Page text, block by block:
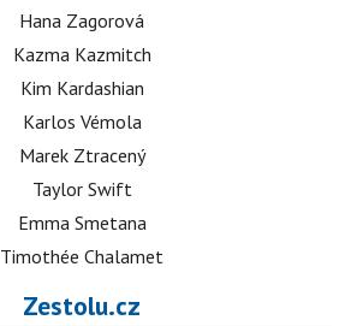
Hana Zagorová
Kazma Kazmitch
Kim Kardashian
Karlos Vémola
Marek Ztracený
Taylor Swift
Emma Smetana
Timothée Chalamet
Zestolu.cz